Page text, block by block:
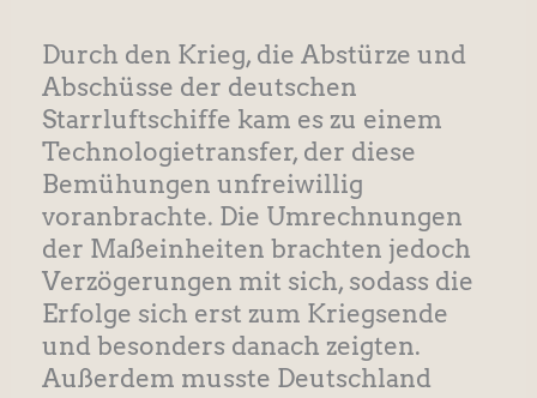
Durch den Krieg, die Abstürze und
Abschüsse der deutschen
Starrluftschiffe kam es zu einem
Technologietransfer, der diese
Bemühungen unfreiwillig
voranbrachte. Die Umrechnungen
der Maßeinheiten brachten jedoch
Verzögerungen mit sich, sodass die
Erfolge sich erst zum Kriegsende
und besonders danach zeigten.
Außerdem musste Deutschland